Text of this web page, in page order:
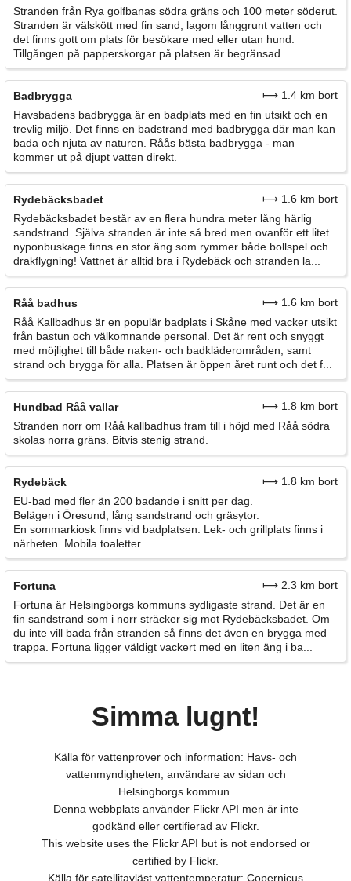
Stranden från Rya golfbanas södra gräns och 100 meter söderut.
Stranden är välskött med fin sand, lagom långgrunt vatten och
det finns gott om plats för besökare med eller utan hund.
Tillgången på papperskorgar på platsen är begränsad.
Badbrygga
⟼ 1.4 km bort
Havsbadens badbrygga är en badplats med en fin utsikt och en
trevlig miljö. Det finns en badstrand med badbrygga där man kan
bada och njuta av naturen. Råås bästa badbrygga - man
kommer ut på djupt vatten direkt.
Rydebäcksbadet
⟼ 1.6 km bort
Rydebäcksbadet består av en flera hundra meter lång härlig
sandstrand. Själva stranden är inte så bred men ovanför ett litet
nyponbuskage finns en stor äng som rymmer både bollspel och
drakflygning! Vattnet är alltid bra i Rydebäck och stranden la...
Råå badhus
⟼ 1.6 km bort
Råå Kallbadhus är en populär badplats i Skåne med vacker utsikt
från bastun och välkomnande personal. Det är rent och snyggt
med möjlighet till både naken- och badkläderområden, samt
strand och brygga för alla. Platsen är öppen året runt och det f...
Hundbad Råå vallar
⟼ 1.8 km bort
Stranden norr om Råå kallbadhus fram till i höjd med Råå södra
skolas norra gräns. Bitvis stenig strand.
Rydebäck
⟼ 1.8 km bort
EU-bad med fler än 200 badande i snitt per dag.
Belägen i Öresund, lång sandstrand och gräsytor.
En sommarkiosk finns vid badplatsen. Lek- och grillplats finns i
närheten. Mobila toaletter.
Fortuna
⟼ 2.3 km bort
Fortuna är Helsingborgs kommuns sydligaste strand. Det är en
fin sandstrand som i norr sträcker sig mot Rydebäcksbadet. Om
du inte vill bada från stranden så finns det även en brygga med
trappa. Fortuna ligger väldigt vackert med en liten äng i ba...
Simma lugnt!
Källa för vattenprover och information: Havs- och
vattenmyndigheten, användare av sidan och
Helsingborgs kommun.
Denna webbplats använder Flickr API men är inte
godkänd eller certifierad av Flickr.
This website uses the Flickr API but is not endorsed or
certified by Flickr.
Källa för satellitavläst vattentemperatur: Copernicus